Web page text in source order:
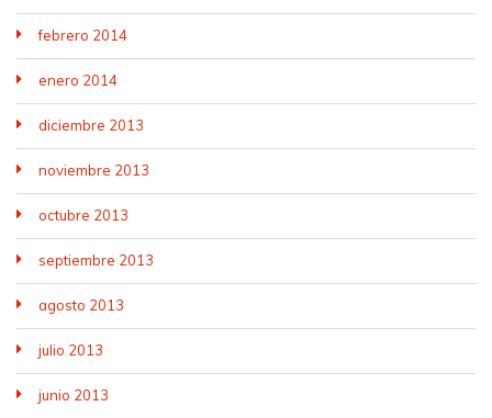
febrero 2014
enero 2014
diciembre 2013
noviembre 2013
octubre 2013
septiembre 2013
agosto 2013
julio 2013
junio 2013